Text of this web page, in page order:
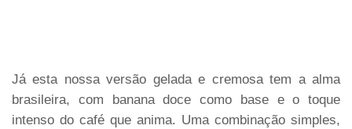
Já esta nossa versão gelada e cremosa tem a alma
brasileira, com banana doce como base e o toque
intenso do café que anima. Uma combinação simples,